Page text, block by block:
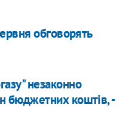
обговорять
незаконно
бюджетних коштів, -